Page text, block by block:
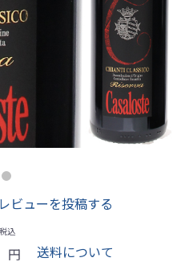
レビューを投稿する
税込
円
送料について